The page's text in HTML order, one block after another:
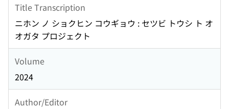
Title Transcription
ニホン ノ ショクヒン コウギョウ : セツビ トウシ ト オ
オガタ プロジェクト
Volume
2024
Author/Editor